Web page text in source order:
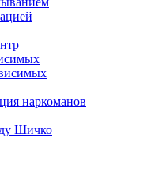
наркоманов
Шичко